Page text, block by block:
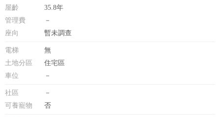
屋齡
35.8年
管理費
－
座向
暫未調查
電梯
無
土地分區
住宅區
車位
－
社區
－
可養寵物
否